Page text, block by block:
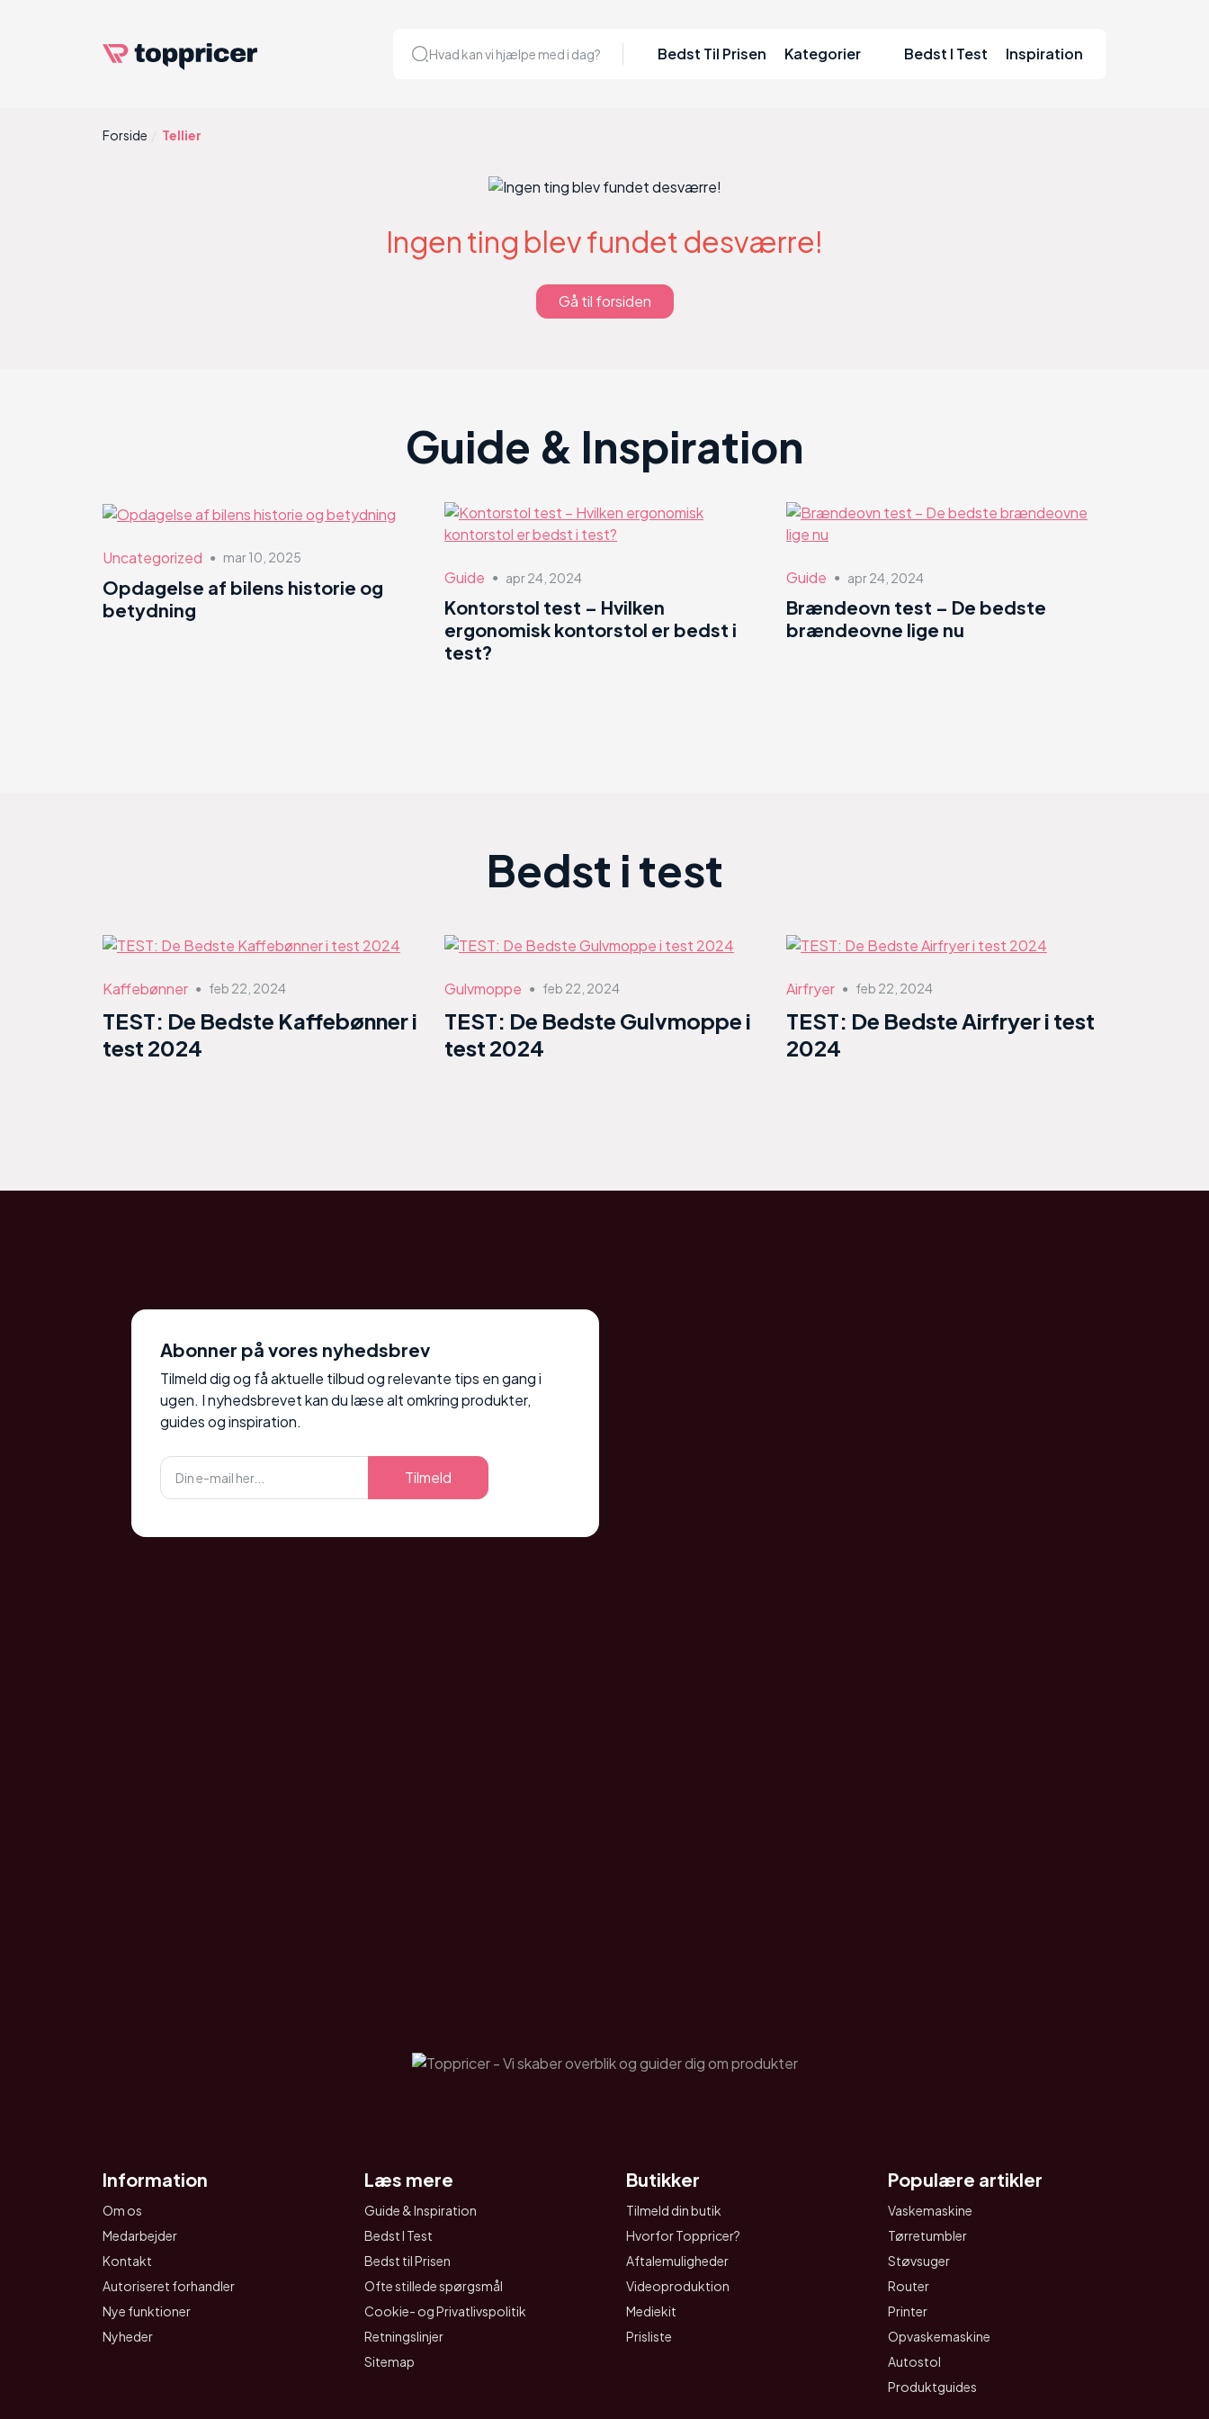
Hvad kan vi hjælpe med i dag? Bedst Til Prisen Kategorier Bedst I Test Inspiration
Forside Tellier
Ingen ting blev fundet desværre!
Gå til forsiden
Guide & Inspiration
Uncategorized ● mar 10, 2025
Opdagelse af bilens historie og
betydning
Guide ● apr 24, 2024
Kontorstol test – Hvilken
ergonomisk kontorstol er bedst i
test?
Guide ● apr 24, 2024
Brændeovn test – De bedste
brændeovne lige nu
Bedst i test
Kaffebønner ● feb 22, 2024
TEST: De Bedste Kaffebønner i
test 2024
Gulvmoppe ● feb 22, 2024
TEST: De Bedste Gulvmoppe i
test 2024
Airfryer ● feb 22, 2024
TEST: De Bedste Airfryer i test
2024
Abonner på vores nyhedsbrev
Tilmeld dig og få aktuelle tilbud og relevante tips en gang i
ugen. I nyhedsbrevet kan du læse alt omkring produkter,
guides og inspiration.
Tilmeld
Information
Om os
Medarbejder
Kontakt
Autoriseret forhandler
Nye funktioner
Nyheder
Læs mere
Guide & Inspiration
Bedst I Test
Bedst til Prisen
Ofte stillede spørgsmål
Cookie- og Privatlivspolitik
Retningslinjer
Sitemap
Butikker
Tilmeld din butik
Hvorfor Toppricer?
Aftalemuligheder
Videoproduktion
Mediekit
Prisliste
Populære artikler
Vaskemaskine
Tørretumbler
Støvsuger
Router
Printer
Opvaskemaskine
Autostol
Produktguides